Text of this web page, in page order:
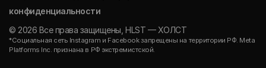
конфиденциальности
© 2026 Все права защищены, HLST — ХОЛСТ
*Социальная сеть Instagram и Facebook запрещены на территории РФ. Meta
Platforms Inc. признана в РФ экстремистской.